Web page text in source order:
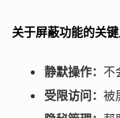
关于屏蔽功能的关键
静默操作： 不
受限访问： 被